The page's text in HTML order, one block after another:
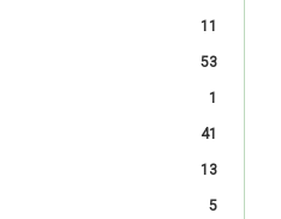
11
53
1
41
13
5